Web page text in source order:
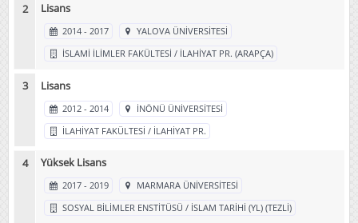
Lisans
2014 - 2017
YALOVA ÜNİVERSİTESİ
İSLAMİ İLİMLER FAKÜLTESİ / İLAHİYAT PR. (ARAPÇA)
Lisans
2012 - 2014
İNÖNÜ ÜNİVERSİTESİ
İLAHİYAT FAKÜLTESİ / İLAHİYAT PR.
Yüksek Lisans
2017 - 2019
MARMARA ÜNİVERSİTESİ
SOSYAL BİLİMLER ENSTİTÜSÜ / İSLAM TARİHİ (YL) (TEZLİ)